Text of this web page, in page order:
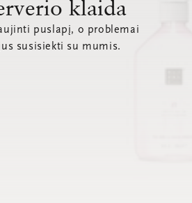
klaida
puslapį, o problemai
susisiekti su mumis.